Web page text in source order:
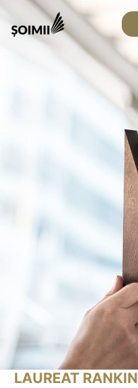
LAUREAT